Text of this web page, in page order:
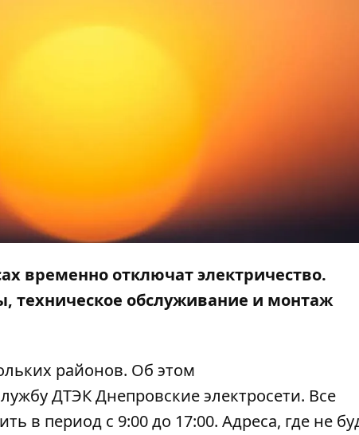
временно отключат электричество.
техническое обслуживание и монтаж
районов. Об этом
ДТЭК Днепровские электросети. Все
в период с 9:00 до 17:00. Адреса, где не